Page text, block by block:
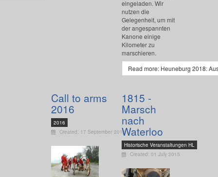
eingeladen. Wir
nutzen die
Gelegenheit, um mit
der angespannten
Kanone einige
Kilometer zu
marschieren.
Read more: Heuneburg 2018:
Call to arms
2016
2016
Created: 17 September 2016
1815 -
Marsch
nach
Waterloo
Historische Veranstaltungen HL
Created: 01 July 2015